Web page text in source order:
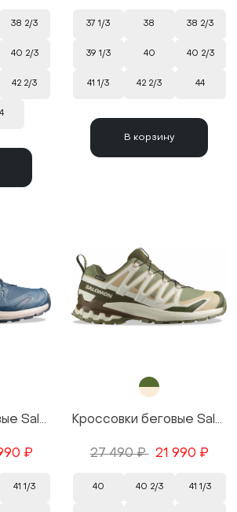
38 2/3
40 2/3
42 2/3
37 1/3 38 38 2/3
39 1/3 40 40 2/3
41 1/3 42 2/3 44
В корзину
Кроссовки беговые Salomon XA PRO 3D V9 GTX цвет Blue/Синий
₽
41 1/3
Кроссовки беговые Salomon XA PRO 3D V9 GTX цвет Green/Зеленый
27 490 ₽ 21 990 ₽
40 40 2/3 41 1/3